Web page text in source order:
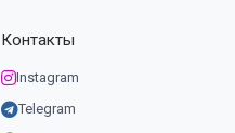
Контакты
Instagram
Telegram